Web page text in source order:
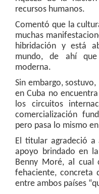
recursos humanos.
Comentó que la
muchas
hibridación y está
mundo, de ahí
moderna.
Sin embargo,
en Cuba no
los circuitos
comercialización
pero pasa lo mismo
El titular agradeció a
apoyo brindado en
Benny Moré, al cual
fehaciente, concreta
entre ambos países